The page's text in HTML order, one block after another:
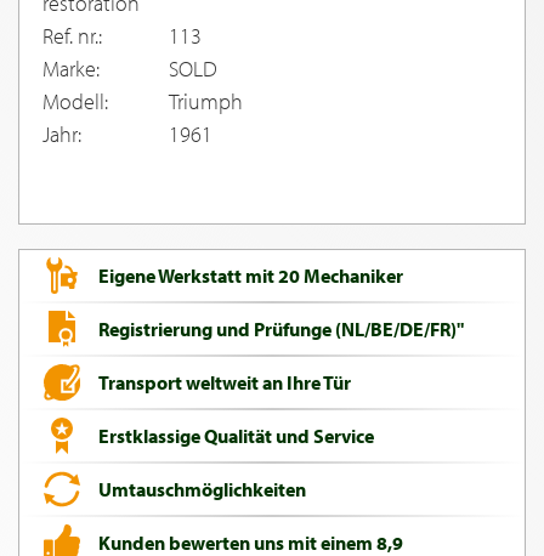
Ref. nr.:
113
Marke:
SOLD
Modell:
Triumph
Jahr:
1961
Eigene Werkstatt mit 20 Mechaniker
Registrierung und Prüfunge (NL/BE/DE/FR)"
Transport weltweit an Ihre Tür
Erstklassige Qualität und Service
Umtauschmöglichkeiten
Kunden bewerten uns mit einem 8,9